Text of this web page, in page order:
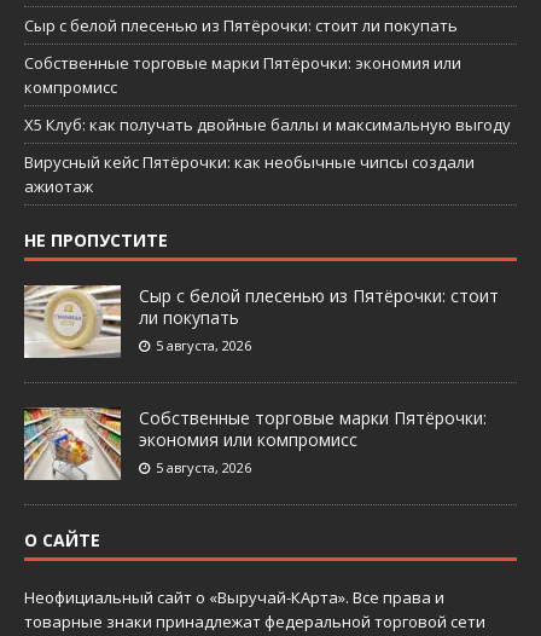
Сыр с белой плесенью из Пятёрочки: стоит ли покупать
Собственные торговые марки Пятёрочки: экономия или
компромисс
X5 Клуб: как получать двойные баллы и максимальную выгоду
Вирусный кейс Пятёрочки: как необычные чипсы создали
ажиотаж
НЕ ПРОПУСТИТЕ
Сыр с белой плесенью из Пятёрочки: стоит
ли покупать
5 августа, 2026
Собственные торговые марки Пятёрочки:
экономия или компромисс
5 августа, 2026
О САЙТЕ
Неофициальный сайт о «Выручай-КАрта». Все права и
товарные знаки принадлежат федеральной торговой сети